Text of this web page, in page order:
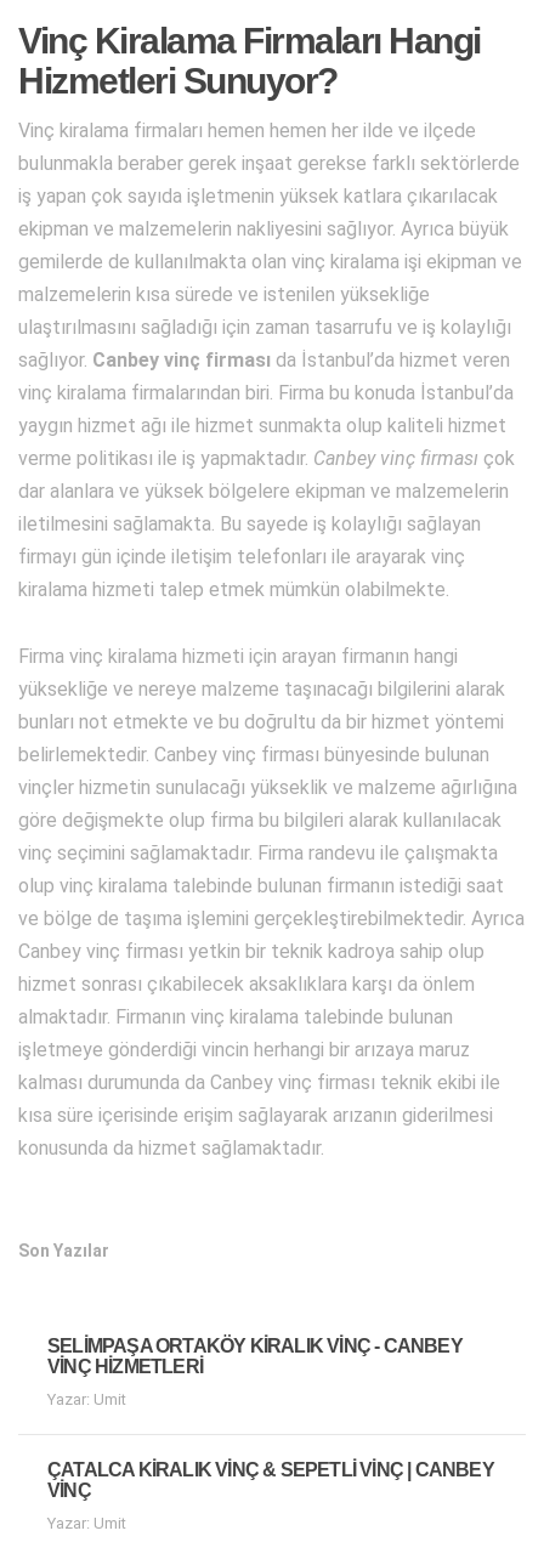
Vinç Kiralama Firmaları Hangi
Hizmetleri Sunuyor?
Vinç kiralama firmaları hemen hemen her ilde ve ilçede
bulunmakla beraber gerek inşaat gerekse farklı sektörlerde
iş yapan çok sayıda işletmenin yüksek katlara çıkarılacak
ekipman ve malzemelerin nakliyesini sağlıyor. Ayrıca büyük
gemilerde de kullanılmakta olan vinç kiralama işi ekipman ve
malzemelerin kısa sürede ve istenilen yüksekliğe
ulaştırılmasını sağladığı için zaman tasarrufu ve iş kolaylığı
sağlıyor. Canbey vinç firması da İstanbul’da hizmet veren
vinç kiralama firmalarından biri. Firma bu konuda İstanbul’da
yaygın hizmet ağı ile hizmet sunmakta olup kaliteli hizmet
verme politikası ile iş yapmaktadır. Canbey vinç firması çok
dar alanlara ve yüksek bölgelere ekipman ve malzemelerin
iletilmesini sağlamakta. Bu sayede iş kolaylığı sağlayan
firmayı gün içinde iletişim telefonları ile arayarak vinç
kiralama hizmeti talep etmek mümkün olabilmekte.
Firma vinç kiralama hizmeti için arayan firmanın hangi
yüksekliğe ve nereye malzeme taşınacağı bilgilerini alarak
bunları not etmekte ve bu doğrultu da bir hizmet yöntemi
belirlemektedir. Canbey vinç firması bünyesinde bulunan
vinçler hizmetin sunulacağı yükseklik ve malzeme ağırlığına
göre değişmekte olup firma bu bilgileri alarak kullanılacak
vinç seçimini sağlamaktadır. Firma randevu ile çalışmakta
olup vinç kiralama talebinde bulunan firmanın istediği saat
ve bölge de taşıma işlemini gerçekleştirebilmektedir. Ayrıca
Canbey vinç firması yetkin bir teknik kadroya sahip olup
hizmet sonrası çıkabilecek aksaklıklara karşı da önlem
almaktadır. Firmanın vinç kiralama talebinde bulunan
işletmeye gönderdiği vincin herhangi bir arızaya maruz
kalması durumunda da Canbey vinç firması teknik ekibi ile
kısa süre içerisinde erişim sağlayarak arızanın giderilmesi
konusunda da hizmet sağlamaktadır.
Son Yazılar
SELIMPAŞA ORTAKÖY KIRALIK VINÇ - CANBEY
VINÇ HIZMETLERI
Yazar: Umit
ÇATALCA KIRALIK VINÇ & SEPETLI VINÇ | CANBEY
VINÇ
Yazar: Umit